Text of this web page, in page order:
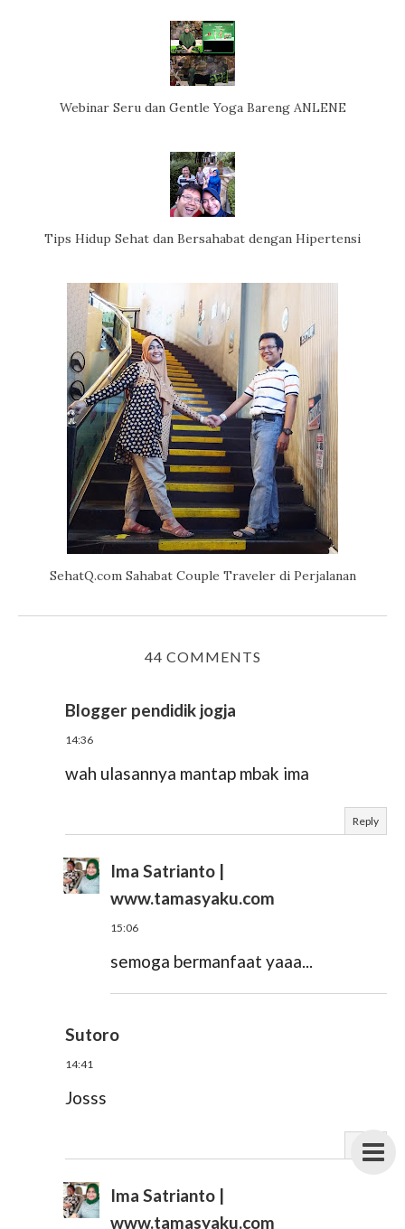
Webinar Seru dan Gentle Yoga Bareng ANLENE
Tips Hidup Sehat dan Bersahabat dengan Hipertensi
SehatQ.com Sahabat Couple Traveler di Perjalanan
44 COMMENTS
Blogger pendidik jogja
14:36
wah ulasannya mantap mbak ima
Reply
Ima Satrianto |
www.tamasyaku.com
15:06
semoga bermanfaat yaaa...
Sutoro
14:41
Josss
Reply
Ima Satrianto |
www.tamasyaku.com